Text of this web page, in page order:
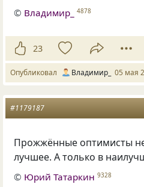
© Владимир_ 4878
23
Опубликовал Владимир_ 05 мая
#1179187
Прожжённые оптимисты
лучшее. А только в
© Юрий Татаркин 9328